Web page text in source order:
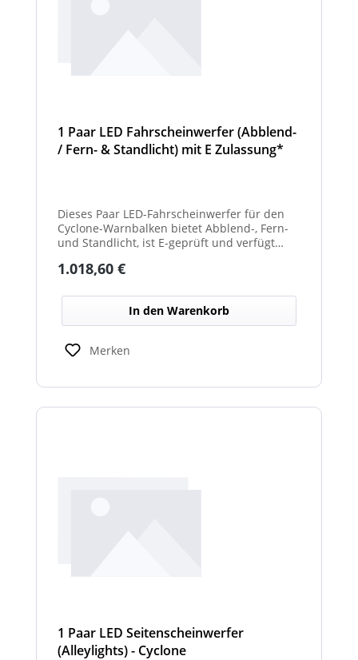
1 Paar LED Fahrscheinwerfer (Abblend-
/ Fern- & Standlicht) mit E Zulassung*
Dieses Paar LED-Fahrscheinwerfer für den
Cyclone-Warnbalken bietet Abblend-, Fern-
und Standlicht, ist E-geprüft und verfügt
Einsatz im Winterdienst.
Regulärer Preis:
1.018,60 €
In den Warenkorb
Merken
1 Paar LED Seitenscheinwerfer
(Alleylights) - Cyclone